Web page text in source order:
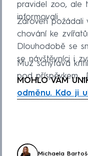
pravidel zoo, ale
informovali.
Zároveň požádali
chování ke
Dlouhodobě se
se návštěvníci i
Muž schytává
pod příspěvkem.
MOHLO VÁM
odměnu. Kdo ji
Michaela